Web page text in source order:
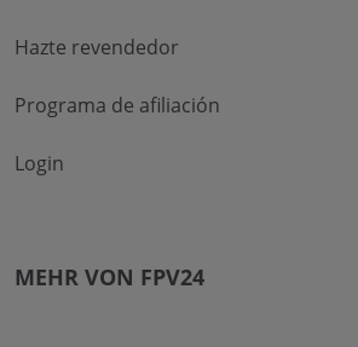
Hazte revendedor
Programa de afiliación
Login
MEHR VON FPV24